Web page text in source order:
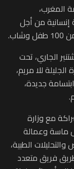
المغرب،
إنسانية من أجل
هذه المبادرة المنظمة إلى غاية 19 شتنبر الجاري، تحت
للا مريم،
جديدة،
مع وزارة
ماسة وعمالة
الطبية،
فريق متعدد